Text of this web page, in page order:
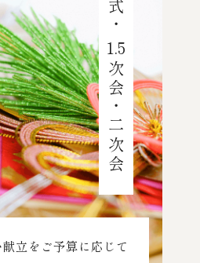
1.5
次会・二次会
立をご予算に応じて